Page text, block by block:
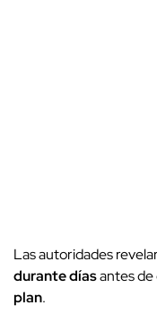
Las autoridades
durante díasantes de
plan.